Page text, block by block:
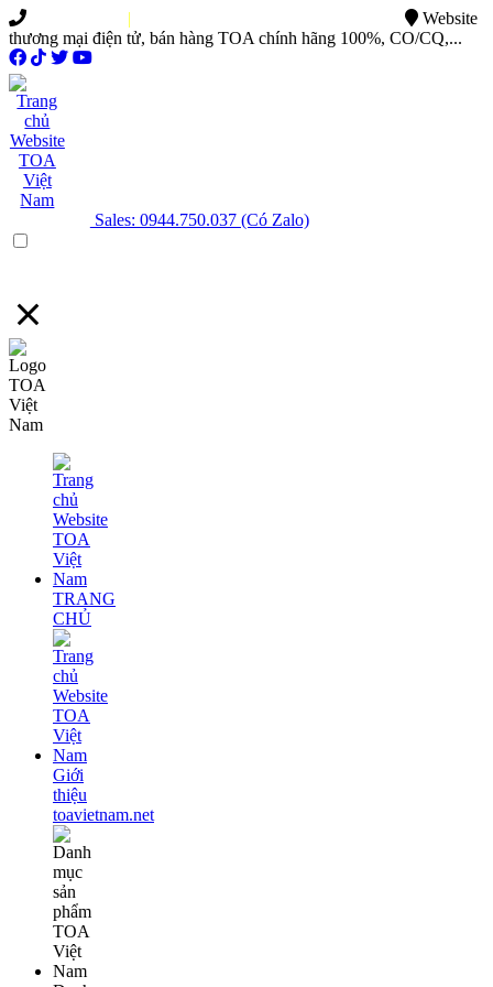
|
Website
thương mại điện tử, bán hàng TOA chính hãng 100%, CO/CQ,...
Sales: 0944.750.037 (Có Zalo)
TRANG
CHỦ
Giới
thiệu
toavietnam.net